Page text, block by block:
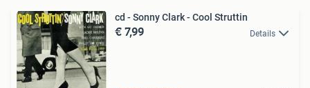
cd - Sonny Clark - Cool Struttin
€ 7,99 Details